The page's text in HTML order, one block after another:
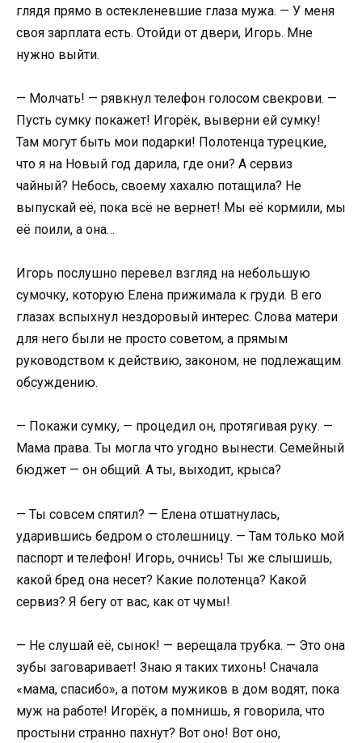
глядя прямо в остекленевшие глаза мужа. — У меня
своя зарплата есть. Отойди от двери, Игорь. Мне
нужно выйти.
— Молчать! — рявкнул телефон голосом свекрови. —
Пусть сумку покажет! Игорёк, выверни ей сумку!
Там могут быть мои подарки! Полотенца турецкие,
что я на Новый год дарила, где они? А сервиз
чайный? Небось, своему хахалю потащила? Не
выпускай её, пока всё не вернет! Мы её кормили, мы
её поили, а она…
Игорь послушно перевел взгляд на небольшую
сумочку, которую Елена прижимала к груди. В его
глазах вспыхнул нездоровый интерес. Слова матери
для него были не просто советом, а прямым
руководством к действию, законом, не подлежащим
обсуждению.
— Покажи сумку, — процедил он, протягивая руку. —
Мама права. Ты могла что угодно вынести. Семейный
бюджет — он общий. А ты, выходит, крыса?
— Ты совсем спятил? — Елена отшатнулась,
ударившись бедром о столешницу. — Там только мой
паспорт и телефон! Игорь, очнись! Ты же слышишь,
какой бред она несет? Какие полотенца? Какой
сервиз? Я бегу от вас, как от чумы!
— Не слушай её, сынок! — верещала трубка. — Это она
зубы заговаривает! Знаю я таких тихонь! Сначала
«мама, спасибо», а потом мужиков в дом водят, пока
муж на работе! Игорёк, а помнишь, я говорила, что
простыни странно пахнут? Вот оно! Вот оно,